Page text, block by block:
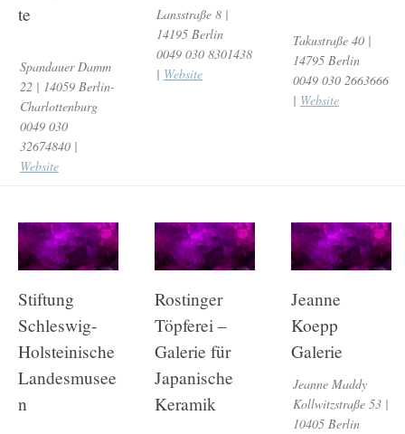
te
Spandauer Damm
22 | 14059 Berlin-
Charlottenburg
0049 030
32674840 |
Website
Lansstraße 8 |
14195 Berlin
0049 030 8301438
| Website
Takustraße 40 |
14795 Berlin
0049 030 2663666
| Website
Stiftung
Schleswig-
Holsteinische
Landesmusee
n
Rostinger
Töpferei –
Galerie für
Japanische
Keramik
Jeanne
Koepp
Galerie
Jeanne Maddy
Kollwitzstraße 53 |
10405 Berlin